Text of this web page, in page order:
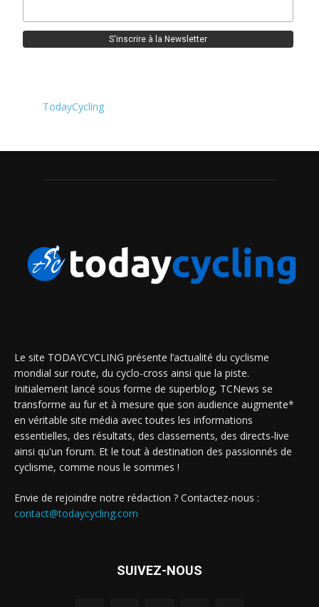
TodayCycling
Le site TODAYCYCLING présente l’actualité du cyclisme
mondial sur route, du cyclo-cross ainsi que la piste.
Initialement lancé sous forme de superblog, TCNews se
transforme au fur et à mesure que son audience augmente*
en véritable site média avec toutes les informations
essentielles, des résultats, des classements, des directs-live
ainsi qu'un forum. Et le tout à destination des passionnés de
cyclisme, comme nous le sommes !
Envie de rejoindre notre rédaction ? Contactez-nous :
contact@todaycycling.com
SUIVEZ-NOUS